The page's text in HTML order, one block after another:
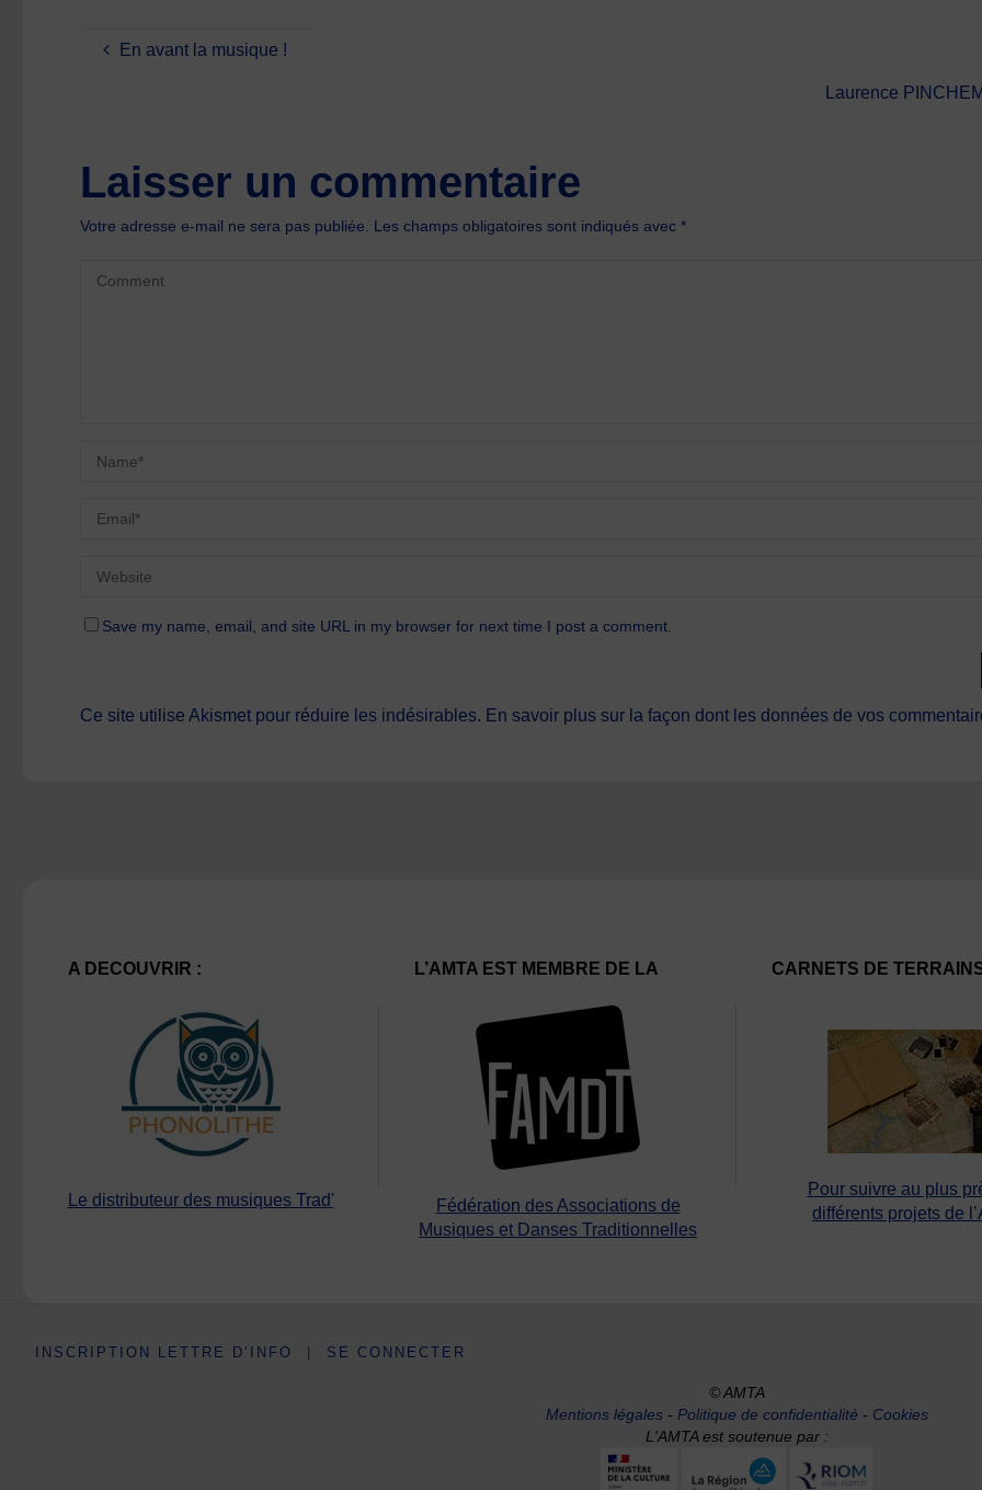
En avant la musique !
Laurence
Laisser un commentaire
Votre adresse e-mail ne sera pas publiée. Les champs obligatoires sont indiqués avec*
Save my name, email, and site URL in my browser for next time I post a comment.
Ce site utilise Akismet pour réduire les indésirables. En savoir plus sur la façon dont les données de vos
A DECOUVRIR :
Le distributeur des musiques Trad'
L’AMTA EST MEMBRE DE LA
Fédération des Associations de
Musiques et Danses Traditionnelles
CARNETS DE
Pour suivre au plus
différents projets de
INSCRIPTION LETTRE D’INFO SE CONNECTER
© AMTA
Mentions légales- Politique de confidentialité - Cookies
L'AMTA est soutenue par :